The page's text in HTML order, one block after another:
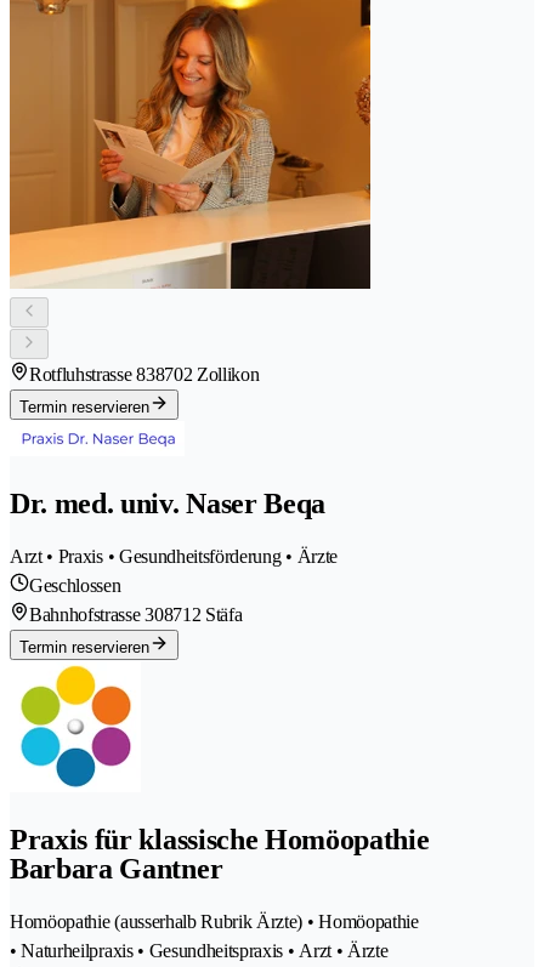
Rotfluhstrasse 838702 Zollikon
Termin reservieren
Dr. med. univ. Naser Beqa
Arzt • Praxis • Gesundheitsförderung • Ärzte
Geschlossen
Bahnhofstrasse 308712 Stäfa
Termin reservieren
Praxis für klassische Homöopathie
Barbara Gantner
Homöopathie (ausserhalb Rubrik Ärzte) • Homöopathie
• Naturheilpraxis • Gesundheitspraxis • Arzt • Ärzte